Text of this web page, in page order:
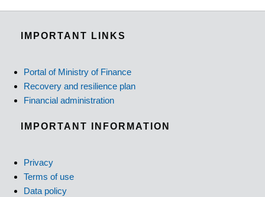
IMPORTANT LINKS
Portal of Ministry of Finance
Recovery and resilience plan
Financial administration
IMPORTANT INFORMATION
Privacy
Terms of use
Data policy